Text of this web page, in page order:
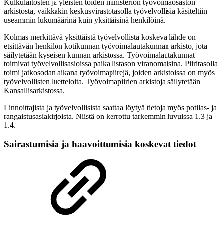
Kulkulaitosten ja yleisten töiden ministeriön työvoimaosaston
arkistosta, vaikkakin keskusvirastotasolla työvelvollisia käsiteltiin
useammin lukumäärinä kuin yksittäisinä henkilöinä.
Kolmas merkittävä yksittäistä työvelvollista koskeva lähde on
etsittävän henkilön kotikunnan työvoimalautakunnan arkisto, jota
säilytetään kyseisen kunnan arkistossa. Työvoimalautakunnat
toimivat työvelvollisasioissa paikallistason viranomaisina. Piiritasolla
toimi jatkosodan aikana työvoimapiirejä, joiden arkistoissa on myös
työvelvollisten luetteloita. Työvoimapiirien arkistoja säilytetään
Kansallisarkistossa.
Linnoittajista ja työvelvollisista saattaa löytyä tietoja myös potilas- ja
rangaistusasiakirjoista. Niistä on kerrottu tarkemmin luvuissa 1.3 ja
1.4.
Sairastumisia ja haavoittumisia koskevat tiedot